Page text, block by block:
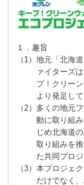
１．趣旨
（1）地元「北海
ァイターズ
プ！クリー
より発足して
（2） 多くの地元
動に取り組
じめ北海道
取り組みを
た共同プロジ
（3）本プロジェ
だけでなく